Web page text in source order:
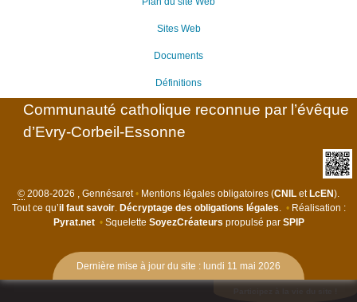
Sites Web
Documents
Définitions
Communauté catholique reconnue par l’évêque
d’Evry-Corbeil-Essonne
© 2008-2026 , Gennésaret • Mentions légales obligatoires (CNIL et LcEN).
Tout ce qu’il faut savoir. Décryptage des obligations légales. • Réalisation :
Pyrat.net •Squelette SoyezCréateurs propulsé par SPIP
Dernière mise à jour du site : lundi 11 mai 2026